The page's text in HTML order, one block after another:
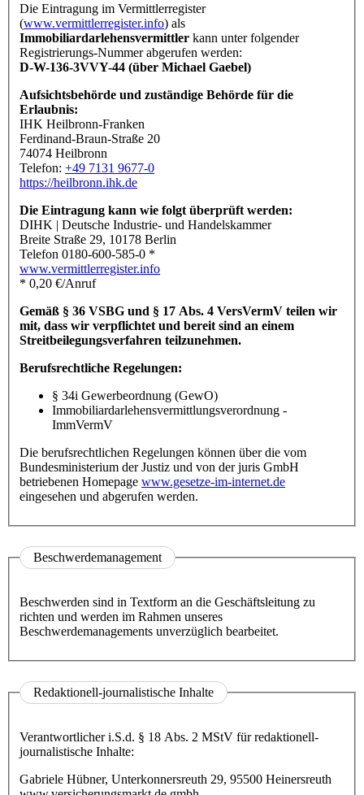
Die Eintragung im Vermittlerregister
(www.vermittlerregister.info) als
Immobiliardarlehensvermittler kann unter folgender
Registrierungs-Nummer abgerufen werden:
D-W-136-3VVY-44 (über Michael Gaebel)
Aufsichtsbehörde und zuständige Behörde für die
Erlaubnis:
IHK Heilbronn-Franken
Ferdinand-Braun-Straße 20
74074 Heilbronn
Telefon: +49 7131 9677-0
https://heilbronn.ihk.de
Die Eintragung kann wie folgt überprüft werden:
DIHK | Deutsche Industrie- und Handelskammer
Breite Straße 29, 10178 Berlin
Telefon 0180-600-585-0 *
www.vermittlerregister.info
* 0,20 €/Anruf
Gemäß § 36 VSBG und § 17 Abs. 4 VersVermV teilen wir
mit, dass wir verpflichtet und bereit sind an einem
Streitbeilegungsverfahren teilzunehmen.
Berufsrechtliche Regelungen:
§ 34i Gewerbeordnung (GewO)
Immobiliardarlehensvermittlungsverordnung -
ImmVermV
Die berufsrechtlichen Regelungen können über die vom
Bundesministerium der Justiz und von der juris GmbH
betriebenen Homepage www.gesetze-im-internet.de
eingesehen und abgerufen werden.
Beschwerdemanagement
Beschwerden sind in Textform an die Geschäftsleitung zu
richten und werden im Rahmen unseres
Beschwerdemanagements unverzüglich bearbeitet.
Redaktionell-journalistische Inhalte
Verantwortlicher i.S.d. § 18 Abs. 2 MStV für redaktionell-
journalistische Inhalte:
Gabriele Hübner, Unterkonnersreuth 29, 95500 Heinersreuth